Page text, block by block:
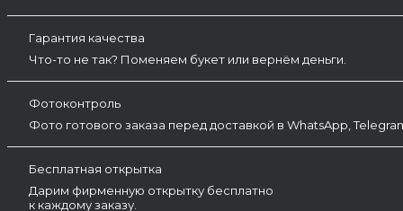
Гарантия качества
Что-то не так? Поменяем букет или вернём деньги.
Фотоконтроль
Фото готового заказа перед доставкой в WhatsApp,
Бесплатная открытка
Дарим фирменную открытку бесплатно
к каждому заказу.